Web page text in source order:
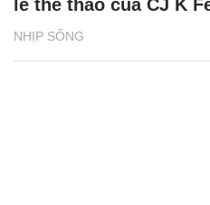
NHỊP SỐNG
lễ thể thao của CJ K